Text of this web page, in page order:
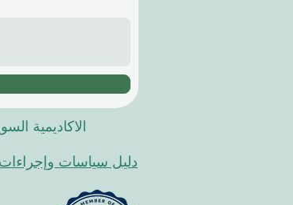
الاكاديمية
دليل سياسات وإجراءات ISB